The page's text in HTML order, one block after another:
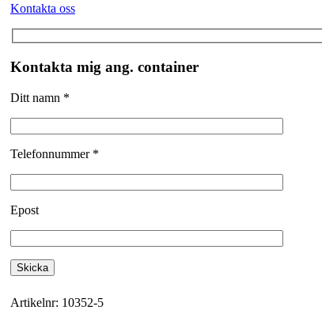
Kontakta oss
Kontakta mig ang. container
Ditt namn *
Telefonnummer *
Epost
Artikelnr: 10352-5